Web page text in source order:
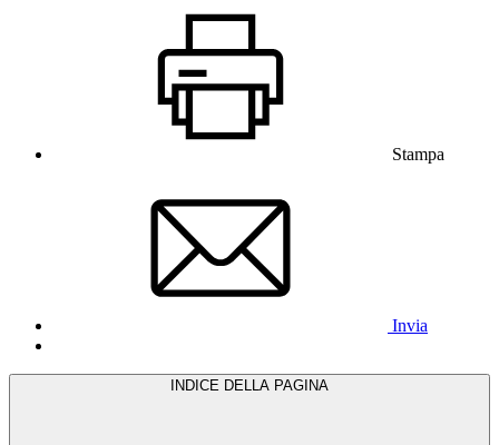
Stampa
Invia
INDICE DELLA PAGINA